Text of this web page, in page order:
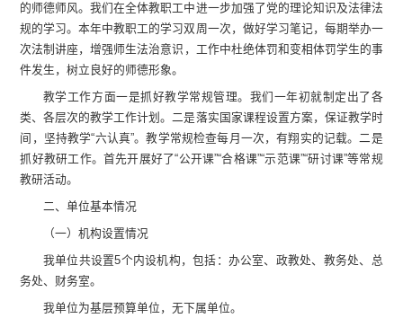
的师德师风。我们在全体教职工中进一步加强了党的理论知识及法律法
规的学习。本年中教职工的学习双周一次，做好学习笔记，每期举办一
次法制讲座，增强师生法治意识 ，工作中杜绝体罚和变相体罚学生的事
件发生，树立良好的师德形象。
教学工作方面一是抓好教学常规管理。我们 一年初就制定出了各
类、各层次的教学工作计划。二是落实国家课程设置方案，保证教学时
间，坚持教学“六认真”。教学常规检查每月一次，有翔实的记载。二是
抓好教研工作。首先开展好了“公开课”“合格课”“示范课”“研讨课”等常规
教研活动。
二、 单位基本情况
（一）机构设置情况
我单位共设置5个内设机构，包括：办公室、政教处、教务处、总
务处、财务室。
我单位为基层预算单位，无下属单位。